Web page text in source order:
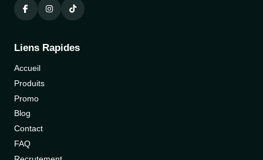
Liens Rapides
Accueil
Produits
Promo
Blog
Contact
FAQ